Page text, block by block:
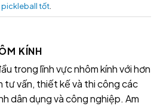
pickleball tốt
KÍNH
trong lĩnh vực nhôm kính với hơn
tư vấn, thiết kế và thi công các
dân dụng và công nghiệp. Am